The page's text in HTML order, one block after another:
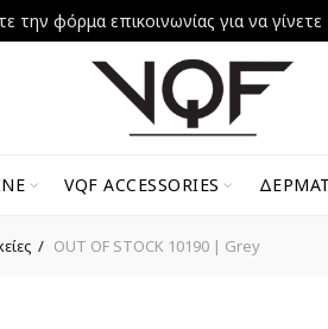
VQF ACCESSORIES
OUT OF STOCK 10190 | Grey
την φόρμα επικοινωνίας για να